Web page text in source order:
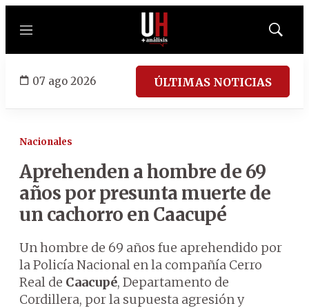
Menú
Mostrar
07 ago 2026 ÚLTIMAS NOTICIAS
Nacionales
Aprehenden a hombre de 69
años por presunta muerte de
un cachorro en Caacupé
Un hombre de 69 años fue aprehendido por
la Policía Nacional en la compañía Cerro
Real de Caacupé, Departamento de
Cordillera, por la supuesta agresión y